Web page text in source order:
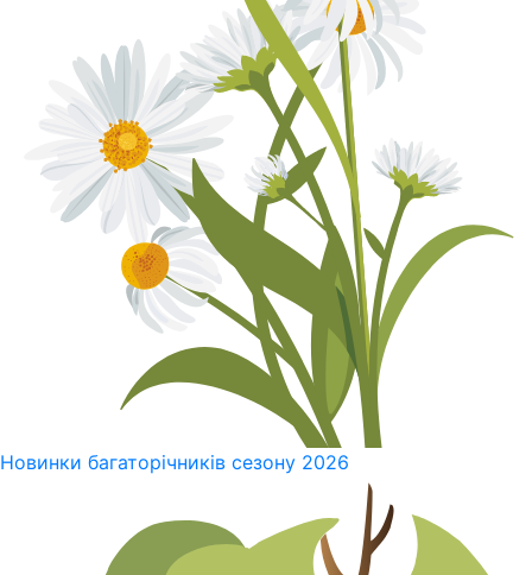
Новинки багаторічників сезону 2026